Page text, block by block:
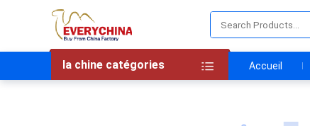
la chine catégories Accueil